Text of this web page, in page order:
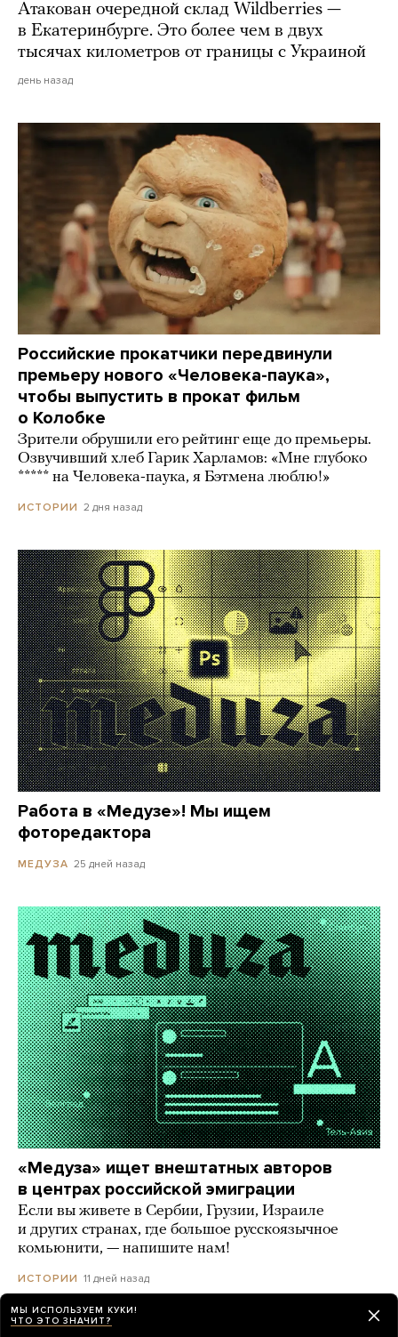
Атакован очередной склад Wildberries —
в Екатеринбурге. Это более чем в двух
тысячах километров от границы с Украиной
день назад
Российские прокатчики передвинули
премьеру нового «Человека-паука»,
чтобы выпустить в прокат фильм
о Колобке
Зрители обрушили его рейтинг еще до премьеры.
Озвучивший хлеб Гарик Харламов: «Мне глубоко
***** на Человека-паука, я Бэтмена люблю!»
ИСТОРИИ 2 дня назад
Работа в «Медузе»! Мы ищем
фоторедактора
МЕДУЗА 25 дней назад
«Медуза» ищет внештатных авторов
в центрах российской эмиграции
Если вы живете в Сербии, Грузии, Израиле
и других странах, где большое русскоязычное
комьюнити, — напишите нам!
ИСТОРИИ 11 дней назад
МЫ ИСПОЛЬЗУЕМ КУКИ!
ЧТО ЭТО ЗНАЧИТ?